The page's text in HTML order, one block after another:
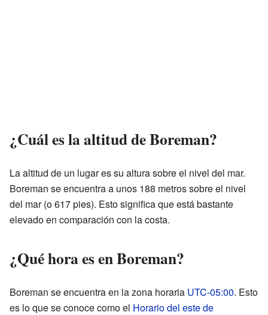
¿Cuál es la altitud de Boreman?
La altitud de un lugar es su altura sobre el nivel del mar.
Boreman se encuentra a unos 188 metros sobre el nivel
del mar (o 617 pies). Esto significa que está bastante
elevado en comparación con la costa.
¿Qué hora es en Boreman?
Boreman se encuentra en la zona horaria UTC-05:00. Esto
es lo que se conoce como el Horario del este de